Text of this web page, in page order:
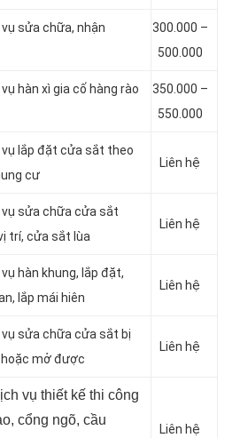
sửa chữa, nhận
300.000 –
500.000
hàn xì gia cố hàng rào
350.000 –
550.000
lắp đặt cửa sắt theo
cư
Liên hệ
sửa chữa cửa sắt
trí, cửa sắt lùa
Liên hệ
hàn khung, lắp đặt,
lắp mái hiên
Liên hệ
sửa chữa cửa sắt bị
mở được
Liên hệ
vụ thiết kế thi công
cổng ngõ, cầu
Liên hệ